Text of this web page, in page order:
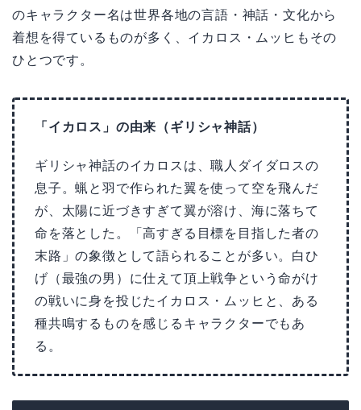
のキャラクター名は世界各地の言語・神話・文化から
着想を得ているものが多く、イカロス・ムッヒもその
ひとつです。
「イカロス」の由来（ギリシャ神話）
ギリシャ神話のイカロスは、職人ダイダロスの
息子。蝋と羽で作られた翼を使って空を飛んだ
が、太陽に近づきすぎて翼が溶け、海に落ちて
命を落とした。「高すぎる目標を目指した者の
末路」の象徴として語られることが多い。白ひ
げ（最強の男）に仕えて頂上戦争という命がけ
の戦いに身を投じたイカロス・ムッヒと、ある
種共鳴するものを感じるキャラクターでもあ
る。